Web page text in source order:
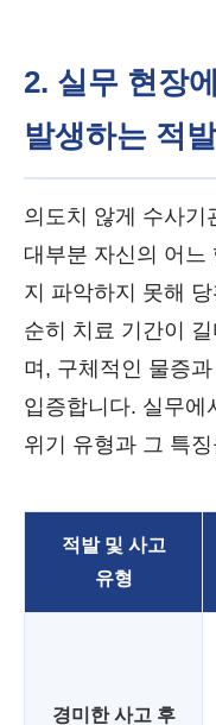
2. 실무 현장
발생하는 적
의도치 않게 수사기
대부분 자신의 어느
지 파악하지 못해
순히 치료 기간이
며, 구체적인 물증
입증합니다. 실무에
위기 유형과 그 특
적발 및 사고
유형
경미한 사고 후